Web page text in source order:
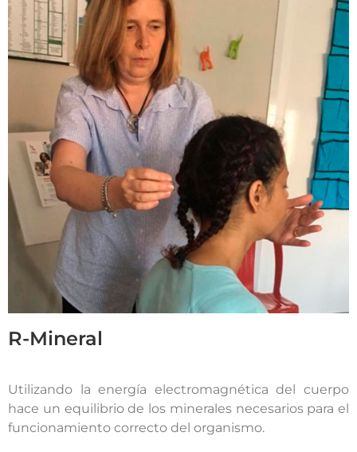
R-Mineral
Utilizando la energía electromagnética del cuerpo
hace un equilibrio de los minerales necesarios para el
funcionamiento correcto del organismo.